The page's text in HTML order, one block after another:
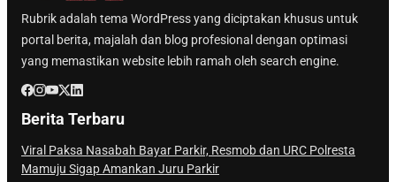
Rubrik adalah tema WordPress yang diciptakan khusus untuk
portal berita, majalah dan blog profesional dengan optimasi
yang memastikan website lebih ramah oleh search engine.
Berita Terbaru
Viral Paksa Nasabah Bayar Parkir, Resmob dan URC Polresta
Mamuju Sigap Amankan Juru Parkir